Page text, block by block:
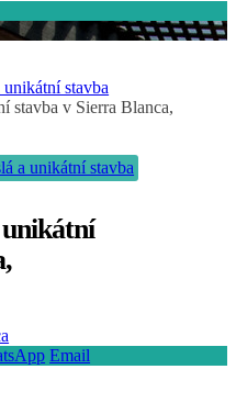
stavba
stavba v Sierra Blanca,
a unikátní stavba
Email